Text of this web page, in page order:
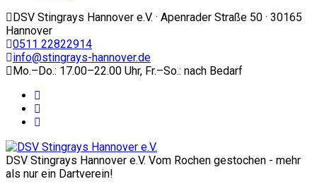
DSV Stingrays Hannover e.V. · Apenrader Straße 50 · 30165
Hannover
0511 22822914
info@stingrays-hannover.de
Mo.–Do.: 17.00–22.00 Uhr, Fr.–So.: nach Bedarf
DSV Stingrays Hannover e.V. Vom Rochen gestochen - mehr
als nur ein Dartverein!